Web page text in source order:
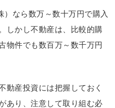
なら数万～数十万円で購入
しかし不動産は、比較的購
物件でも数百万～数千万円
動産投資には把握しておく
あり、注意して取り組む必